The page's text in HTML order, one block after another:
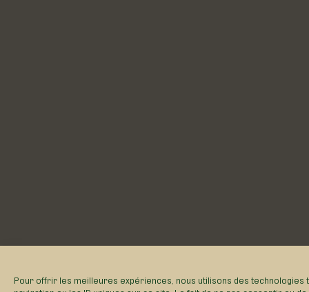
Pour offrir les meilleures expériences, nous utilisons des